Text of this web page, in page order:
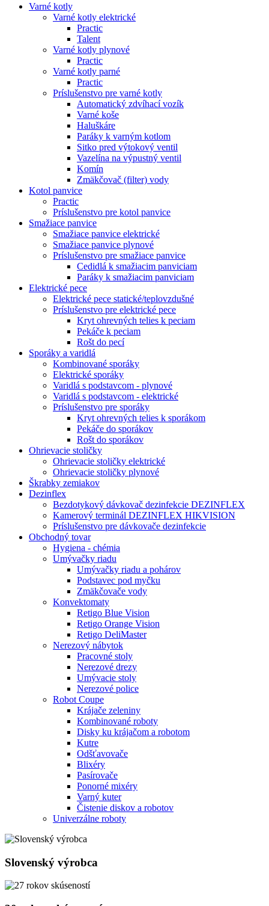
Varné kotly
Varné kotly elektrické
Practic
Talent
Varné kotly plynové
Practic
Varné kotly parné
Practic
Príslušenstvo pre varné kotly
Automatický zdvíhací vozík
Varné koše
Haluškáre
Paráky k varným kotlom
Sitko pred výtokový ventil
Vazelína na výpustný ventil
Komín
Zmäkčovač (filter) vody
Kotol panvice
Practic
Príslušenstvo pre kotol panvice
Smažiace panvice
Smažiace panvice elektrické
Smažiace panvice plynové
Príslušenstvo pre smažiace panvice
Cedidlá k smažiacim panviciam
Paráky k smažiacim panviciam
Elektrické pece
Elektrické pece statické/teplovzdušné
Príslušenstvo pre elektrické pece
Kryt ohrevných telies k peciam
Pekáče k peciam
Rošt do pecí
Sporáky a varidlá
Kombinované sporáky
Elektrické sporáky
Varidlá s podstavcom - plynové
Varidlá s podstavcom - elektrické
Príslušenstvo pre sporáky
Kryt ohrevných telies k sporákom
Pekáče do sporákov
Rošt do sporákov
Ohrievacie stoličky
Ohrievacie stoličky elektrické
Ohrievacie stoličky plynové
Škrabky zemiakov
Dezinflex
Bezdotykový dávkovač dezinfekcie DEZINFLEX
Kamerový terminál DEZINFLEX HIKVISION
Príslušenstvo pre dávkovače dezinfekcie
Obchodný tovar
Hygiena - chémia
Umývačky riadu
Umývačky riadu a pohárov
Podstavec pod myčku
Zmäkčovače vody
Konvektomaty
Retigo Blue Vision
Retigo Orange Vision
Retigo DeliMaster
Nerezový nábytok
Pracovné stoly
Nerezové drezy
Umývacie stoly
Nerezové police
Robot Coupe
Krájače zeleniny
Kombinované roboty
Disky ku krájačom a robotom
Kutre
Odšťavovače
Blixéry
Pasírovače
Ponorné mixéry
Varný kuter
Čistenie diskov a robotov
Univerzálne roboty
Slovenský výrobca